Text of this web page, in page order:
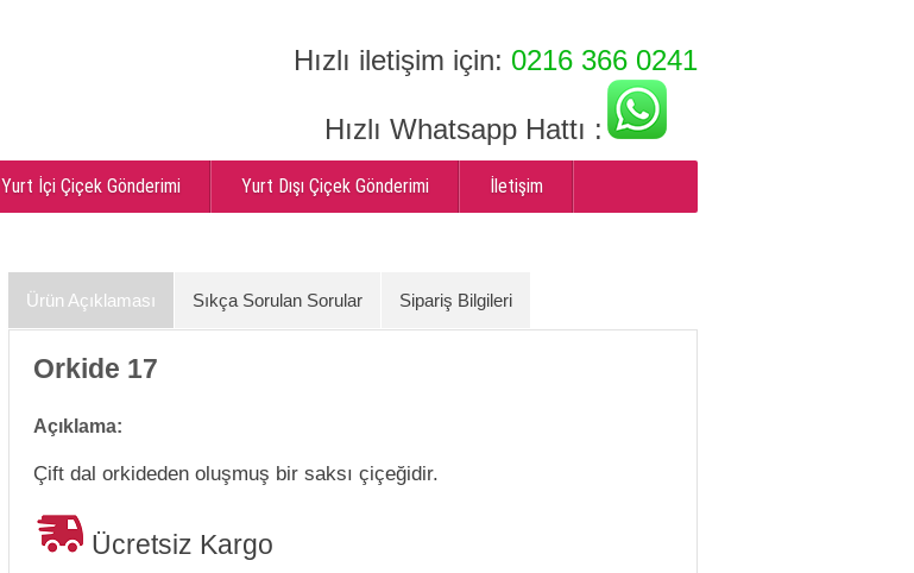
Hızlı iletişim için: 0216 366 0241
Hızlı Whatsapp Hattı :
Yurt İçi Çiçek Gönderimi Yurt Dışı Çiçek Gönderimi İletişim
Ürün Açıklaması Sıkça Sorulan Sorular Sipariş Bilgileri
Orkide 17
Açıklama:
Çift dal orkideden oluşmuş bir saksı çiçeğidir.
Ücretsiz Kargo